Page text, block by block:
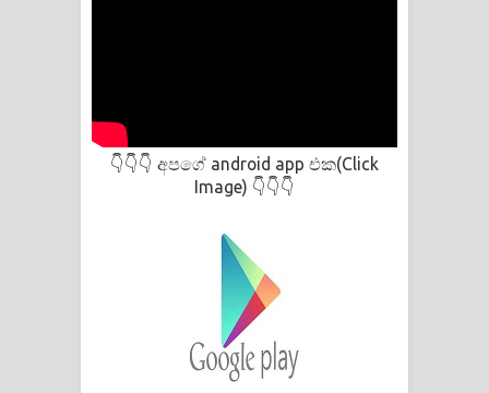
👇👇👇 අපගේ android app එක(Click
Image) 👇👇👇